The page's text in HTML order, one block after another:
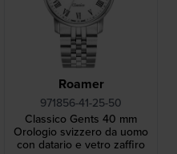
Roamer
971856-41-25-50
Classico Gents 40 mm
Orologio svizzero da uomo
con datario e vetro zaffiro